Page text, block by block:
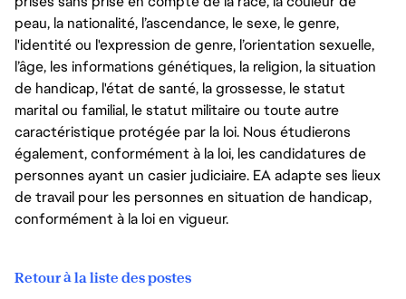
peau, la nationalité, l’ascendance, le sexe, le genre,
l'identité ou l'expression de genre, l’orientation sexuelle,
l’âge, les informations génétiques, la religion, la situation
de handicap, l'état de santé, la grossesse, le statut
marital ou familial, le statut militaire ou toute autre
caractéristique protégée par la loi. Nous étudierons
également, conformément à la loi, les candidatures de
personnes ayant un casier judiciaire. EA adapte ses lieux
de travail pour les personnes en situation de handicap,
conformément à la loi en vigueur.
Retour à la liste des postes